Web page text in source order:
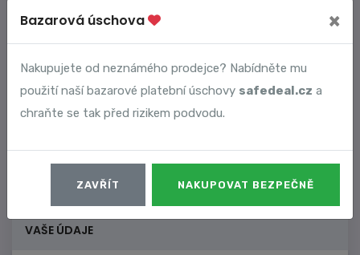
VAŠE ÚDAJE
Bazarová úschova ×
Nakupujete od neznámého prodejce? Nabídněte mu
použití naší bazarové platební úschovy safedeal.cz a
chraňte se tak před rizikem podvodu.
ZAVŘÍT NAKUPOVAT BEZPEČNĚ